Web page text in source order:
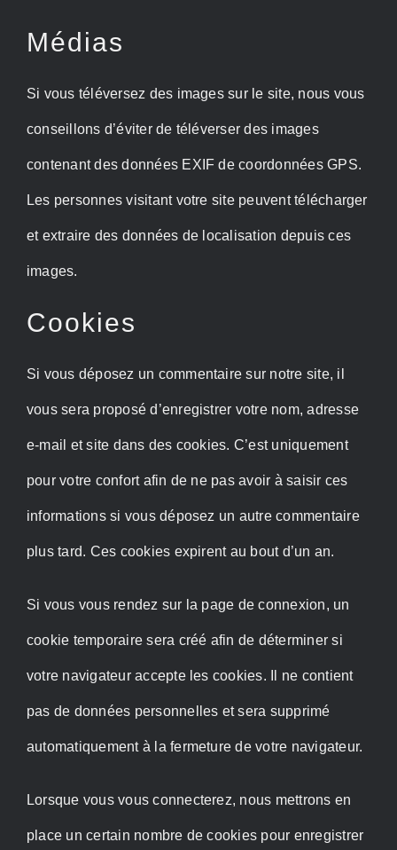
Médias
Si vous téléversez des images sur le site, nous vous
conseillons d’éviter de téléverser des images
contenant des données EXIF de coordonnées GPS.
Les personnes visitant votre site peuvent télécharger
et extraire des données de localisation depuis ces
images.
Cookies
Si vous déposez un commentaire sur notre site, il
vous sera proposé d’enregistrer votre nom, adresse
e-mail et site dans des cookies. C’est uniquement
pour votre confort afin de ne pas avoir à saisir ces
informations si vous déposez un autre commentaire
plus tard. Ces cookies expirent au bout d’un an.
Si vous vous rendez sur la page de connexion, un
cookie temporaire sera créé afin de déterminer si
votre navigateur accepte les cookies. Il ne contient
pas de données personnelles et sera supprimé
automatiquement à la fermeture de votre navigateur.
Lorsque vous vous connecterez, nous mettrons en
place un certain nombre de cookies pour enregistrer